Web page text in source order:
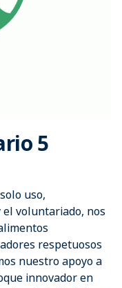
5
uso,
el voluntariado, nos
respetuosos
nuestro apoyo a
innovador en